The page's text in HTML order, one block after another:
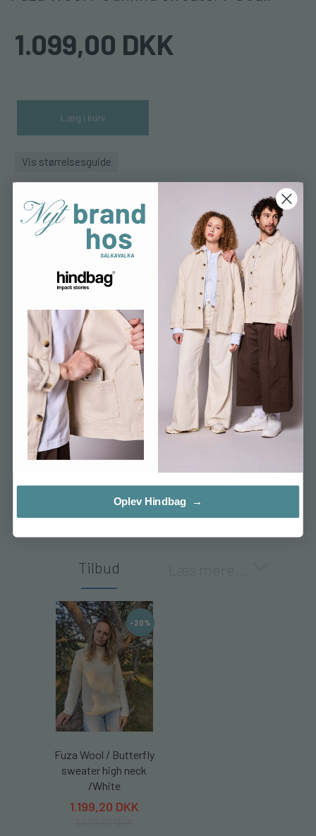
1.099,00 DKK
Læg i kurv
Vis størrelsesguide
VARM-KVALITET-BLØD
Super lækker sweater med nordisk mønster . Sweateren
har rullekrave, lange ærmer og ribbet kant.
Kvaliteten virker både temperaturregulerende og
selvrensende.
Den er produceret i Nepal under forhold der er både fair og
gennemsigtige. En del af overskuddet går til at hjælpe fattige
børn til med at få en god skolegang.
Uld er et naturligt og
bæredygtigt materiale, som er 100%
biologisk nedbrydeligt og meget holdbart. Det er både åndbart
og antibakterielt, hvilket betyder at detsjældent behøver at
blive vasket
Sweateren kan med fordel hænges på en bøjle enten på altan
eller terrasse natten over, selvfølgelig i ly for regn. Efter
udluftning på denne måde vil den være frisk og til at tage på
igen.
Tilbud
-20%
Fuza Wool / Butterfly
sweater high neck
/White
1.199,20 DKK
Oplev Hindbag →